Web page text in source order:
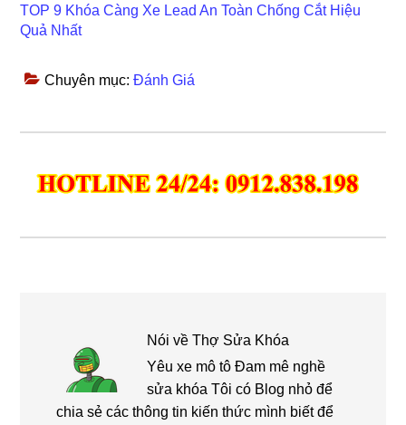
TOP 9 Khóa Càng Xe Lead An Toàn Chống Cắt Hiệu
Quả Nhất
Chuyên mục:Đánh Giá
Nói vềThợ Sửa Khóa
Yêu xe mô tô Đam mê nghề
sửa khóa Tôi có Blog nhỏ để
chia sẻ các thông tin kiến thức mình biết để